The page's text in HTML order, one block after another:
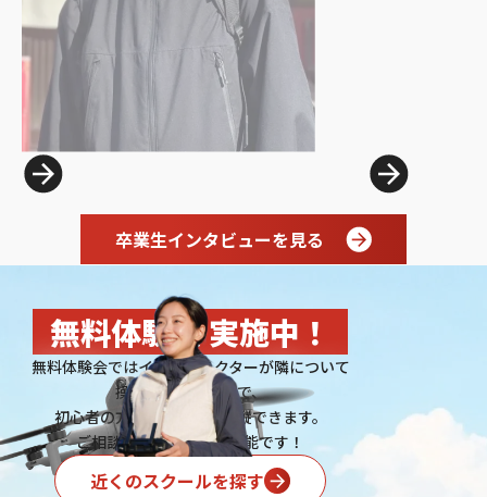
池田 憲史
卒業生インタビューを見る
無料体験会 実施中！
無料体験会ではインストラクターが隣について
操縦を行いますので、
初心者の方でも安心して操縦できます。
ご相談だけももちろん可能です！
近くのスクールを探す